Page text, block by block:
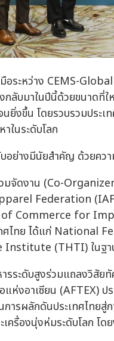
อระหว่าง CEMS-
ลับมาในปีนี้ด้วยขนาดที่
ยิ่งขึ้น โดยรวบรวมประ
ในระดับโลก
อย่างมีนัยสำคัญ ด้วยคว
มจัดงาน (Co-
Federation (IAF)
Commerce for
ทศไทย ได้แก่
(THTI) ในฐา
ารระดับสูงร่วมแถลงวิสั
ห่งอาเซียน (AFTEX) ป
ารผลักดันประเทศไทย
ครื่องนุ่งห่มระดับโลก โด